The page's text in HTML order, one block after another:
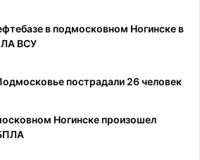
в подмосковном Ногинске в
ВСУ
пострадали 26 человек
Ногинске произошел